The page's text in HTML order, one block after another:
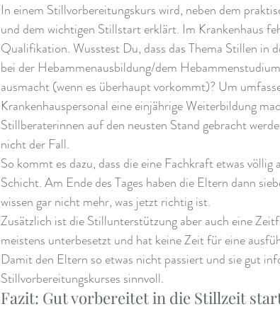
In einem Stillvorbereitungskurs wird, neben dem
und dem wichtigen Stillstart erklärt. Im Krankenhaus
Qualifikation. Wusstest Du, dass das Thema Stillen in
bei der Hebammenausbildung/dem
ausmacht (wenn es überhaupt vorkommt)? Um
Krankenhauspersonal eine einjährige Weiterbildung
Stillberaterinnen auf den neusten Stand gebracht
nicht der Fall.
So kommt es dazu, dass die eine Fachkraft etwas
Schicht. Am Ende des Tages haben die Eltern dann
wissen gar nicht mehr, was jetzt richtig ist.
Zusätzlich ist die Stillunterstützung aber auch eine
meistens unterbesetzt und hat keine Zeit für eine
Damit den Eltern so etwas nicht passiert und sie gut
Stillvorbereitungskurses sinnvoll.
Fazit: Gut vorbereitet in die Stillzeit